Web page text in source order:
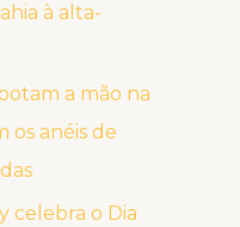
à alta-
a mão na
os anéis de
celebra o Dia